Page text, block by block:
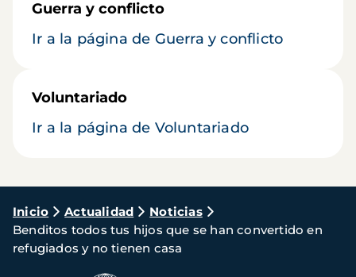
Guerra y conflicto
Ir a la página de Guerra y conflicto
Voluntariado
Ir a la página de Voluntariado
Ruta
de
navegación
Inicio Actualidad
Noticias
Benditos todos tus hijos que se han convertido en
refugiados y no tienen casa